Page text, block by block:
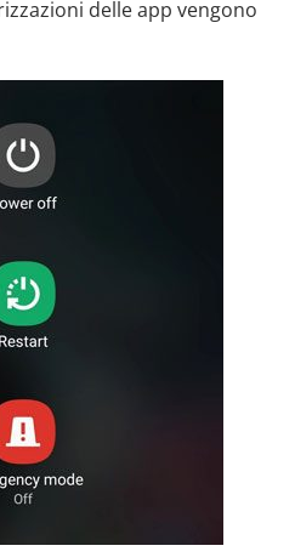
delle app vengono